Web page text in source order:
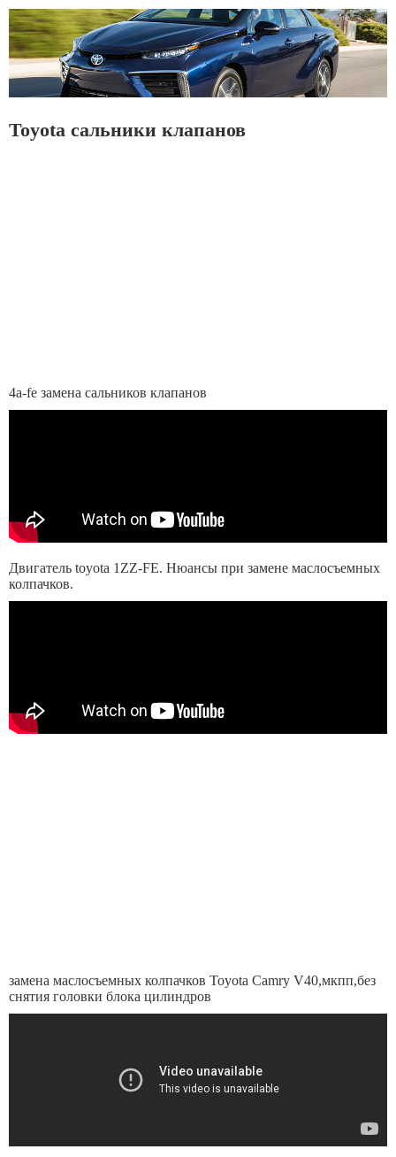
Toyota сальники клапанов
4a-fe замена сальников клапанов
Двигатель toyota 1ZZ-FE. Нюансы при замене маслосъемных
колпачков.
замена маслосъемных колпачков Toyota Camry V40,мкпп,без
снятия головки блока цилиндров